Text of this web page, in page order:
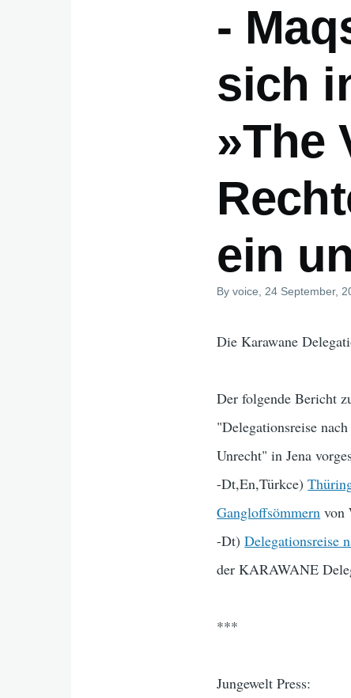
-
sich
»The
ein
Byvoice , 24 September,
Die Karawane
Der folgende Bericht
"Delegationsreise
Unrecht" in Jena
-Dt,En,Türkce)
Gangloffsömmern von
-Dt)Delegationsreise
der KARAWANE
***
Jungewelt Press: